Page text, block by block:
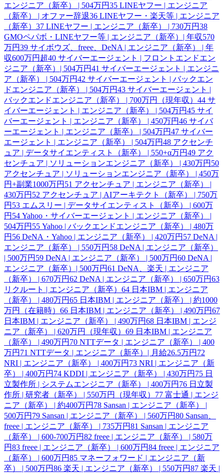
エンジニア（新卒） | 504万円35 LINEヤフー | エンジニア
（新卒） | オファー辞退36 LINEヤフー・楽天等 | エンジニア
（新卒） 37 LINEヤフー | エンジニア（新卒） | 730万円38
GMOペパボ・LINEヤフー等 | エンジニア（新卒）| 年収570
万円39 サイボウズ、freee、DeNA | エンジニア（新卒） | 年
収600万円超40 サイバーエージェント | フロントエンドエン
ジニア（新卒）| 504万円41 サイバーエージェント | エンジニ
ア（新卒） | 504万円42 サイバーエージェント | バックエン
ドエンジニア（新卒） | 504万円43 サイバーエージェント |
バックエンドエンジニア（新卒） | 700万円（現年収） 44 サ
イバーエージェント | エンジニア（新卒） | 504万円45 サイ
バーエージェント | エンジニア（新卒） | 450万円46 サイバ
ーエージェント | エンジニア（新卒） | 504万円47 サイバー
エージェント | エンジニア（新卒） | 504万円48 アクセンチ
ュア | データサイエンティスト（新卒） | 550+α万円49 アク
センチュア | ソリューションエンジニア（新卒） | 430万円 50
アクセンチュア | ソリューションエンジニア（新卒） | 450万
円+副業1000万円 51 アクセンチュア | エンジニア（新卒） |
430万円 52 アクセンチュア | AIアーキテクト（新卒） | 750万
円 53 エムスリー | データサイエンティスト（新卒） | 600万
円 54 Yahoo・サイバーエージェント | エンジニア（新卒） |
504万円 55 Yahoo | バックエンドエンジニア（新卒） | 480万
円 56 DeNA・Yahoo | エンジニア（新卒） | 420万円 57 DeNA |
エンジニア（新卒） | 550万円 58 DeNA | エンジニア（新卒）
| 500万円 59 DeNA | エンジニア（新卒） | 500万円60 DeNA |
エンジニア（新卒）| 500万円61 DeNA、楽天 | エンジニア
（新卒） | 670万円62 DeNA | エンジニア（新卒） | 650万円63
リクルート | エンジニア（新卒） 64 日本IBM | エンジニア
（新卒） | 480万円65 日本IBM | エンジニア（新卒） | 約1000
万円（在籍時） 66 日本IBM | エンジニア（新卒） | 490万円67
日本IBM | エンジニア（新卒） | 490万円68 日本IBM | エンジ
ニア（新卒） | 620万円（現年収） 69 日本IBM | エンジニア
（新卒） | 490万円 70 NTTデータ | エンジニア（新卒） | 400
万円 71 NTTデータ | エンジニア（新卒）| 月給26.5万円 72
NRI | エンジニア（新卒） | 400万円 73 NRI | エンジニア（新
卒） | 400万円 74 KDDI | エンジニア（新卒） | 430万円 75 日
立製作所 | システムエンジニア（新卒） | 400万円 76 日立製
作所 | 研究者（新卒） | 550万円（現年収） 77 富士通 | エンジ
ニア（新卒） | 約400万円 78 Sansan | エンジニア（新卒） |
500万円 79 Sansan | エンジニア（新卒） | 560万円80 Sansan、
freee | エンジニア（新卒） | 735万円81 Sansan | エンジニア
（新卒） | 600-700万円82 freee | エンジニア（新卒） | 580万
円83 freee | エンジニア（新卒） | 600万円84 freee | エンジニア
（新卒） | 600万円85 マネーフォワード | エンジニア（新
卒） | 500万円86 楽天 | エンジニア（新卒） | 550万円87 楽天 |